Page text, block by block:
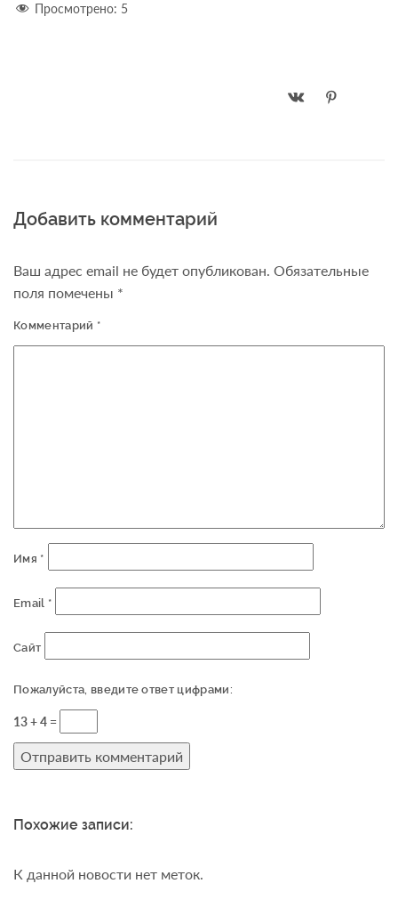
Просмотрено: 5
Добавить комментарий
Ваш адрес email не будет опубликован. Обязательные
поля помечены *
Комментарий *
Имя *
Email *
Сайт
Пожалуйста, введите ответ цифрами:
13 + 4 =
Похожие записи:
К данной новости нет меток.